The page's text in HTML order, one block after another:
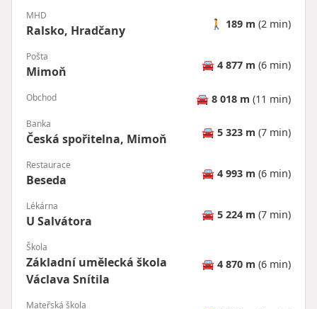
MHD
Ralsko, Hradčany 🚶 189 m (2 min)
Pošta
Mimoň 🚘 4 877 m (6 min)
Obchod 🚘 8 018 m (11 min)
Banka
Česká spořitelna, Mimoň 🚘 5 323 m (7 min)
Restaurace
Beseda 🚘 4 993 m (6 min)
Lékárna
U Salvátora 🚘 5 224 m (7 min)
Škola
Základní umělecká škola
Václava Snítila
🚘 4 870 m (6 min)
Mateřská škola